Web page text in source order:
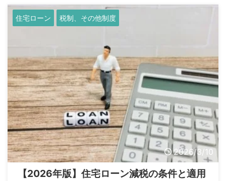
住宅ローン 税制、その他制度
2026/3/10
【2026年版】住宅ローン減税の条件と適用